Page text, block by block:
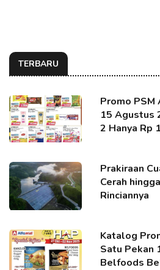
TERBARU
Promo
15 Agustus
2 Hanya Rp
Prakiraan
Cerah
Rinciannya
Katalog
Satu Pekan
Belfoods